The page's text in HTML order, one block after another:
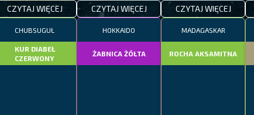
CZYTAJ WIĘCEJ CZYTAJ WIĘCEJ CZYTAJ WIĘCEJ
CHUBSUGUŁ
KUR DIABEŁ
CZERWONY
HOKKAIDO
ŻABNICA ŻÓŁTA
MADAGASKAR
ROCHA AKSAMITNA